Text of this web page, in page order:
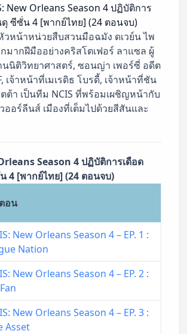
New Orleans Season 4 ปฏิบัติการ
ดุ ซีซั่น 4 [พากย์ไทย] (24 ตอนจบ)
วหน้าหน่วยสืบสวนมือฉมัง ดเวย์น ไพ
มากฝีมืออย่างคริสโตเฟอร์ ลาแซล ผู้
นนิติวิทยาศาสตร์, ซอนญ่า เพอร์ซี่ อดีต
เจ้าหน้าที่เมเรดิธ โบรดี้, เจ้าหน้าที่ชัน
ต้า เป็นทีม NCIS ที่พร้อมเผชิญหน้ากับ
อร์ลีนส์ เมืองที่เต็มไปด้วยสีสันและ
Season 4 ปฏิบัติการเดือด
4 [พากย์ไทย] (24 ตอนจบ)
อน
New Orleans Season 4 – EP. 1 :
Nation
New Orleans Season 4 – EP. 2 :
New Orleans Season 4 – EP. 3 :
Asset